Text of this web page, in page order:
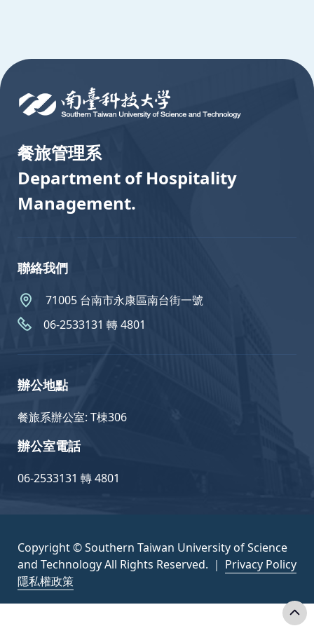
餐旅管理系
Department of Hospitality
Management.
聯絡我們
71005 台南市永康區南台街一號
06-2533131 轉 4801
辦公地點
餐旅系辦公室: T棟306
辦公室電話
06-2533131 轉 4801
Copyright © Southern Taiwan University of Science
and Technology All Rights Reserved. ｜ Privacy Policy
隱私權政策